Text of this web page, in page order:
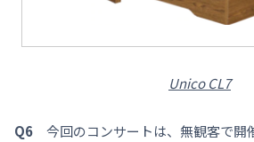
Unico CL7
Q6 今回のコンサートは、無観客で開